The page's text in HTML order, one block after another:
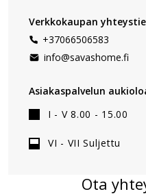
Verkkokaupan
+37066506583
info@savashome.fi
Asiakaspalvelun
I - V 8.00 - 15.00
VI - VII Suljettu
Ota